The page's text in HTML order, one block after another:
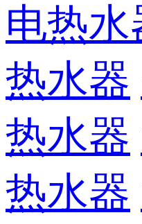
电热水
热水器
热水器
热水器